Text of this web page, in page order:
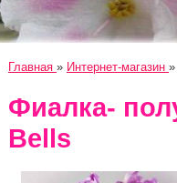
Главная » Интернет-магазин
Фиалка-
Bells